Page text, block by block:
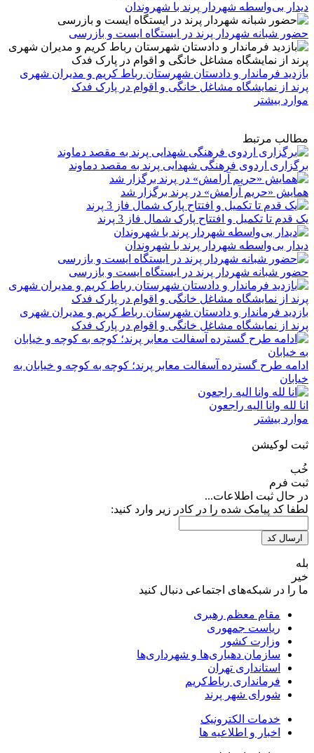
دیدار بی‌واسطه شهردار پرند با شهروندان
حضور شبانه شهردار پرند در ایستگاه ایست و بازرسی
بازدید فرماندار و دادستان شهرستان رباط کریم و مدیران شهری
پرند از نمایشگاه مشاغل خانگی و اقوام در پارک فدک
موارد بیشتر
مطالب مرتبط
برگزاری اردوی فرهنگی شهدایی پرند به مقصد دماوند
همایش «حریم آرامش» در پرند برگزار شد
یک قدم تا تکمیل و افتتاح پارک شمال فاز 3 پرند
دیدار بی‌واسطه شهردار پرند با شهروندان
حضور شبانه شهردار پرند در ایستگاه ایست و بازرسی
بازدید فرماندار و دادستان شهرستان رباط کریم و مدیران شهری
پرند از نمایشگاه مشاغل خانگی و اقوام در پارک فدک
ادامه طرح گسترده آسفالت معابر پرند؛ کوچه به کوچه و خیابان به
خیابان
انا لله وانا الیه راجعون
موارد بیشتر
ثبت لوکیشن
خُب
ثبت فرم
در حال ثبت اطلاعات...
لطفا کد پیامک شده را در کادر زیر وارد کنید:
ارسال کد
بله
خیر
ما را در شبکه‌های اجتماعی دنبال کنید
مقام معظم رهبری
ریاست جمهوری
وزارت کشور
سازمان دهیاری‌ها و شهرداری‌ها
استانداری تهران
فرمانداری رباط‌کریم
شورای شهر پرند
خدمات الکترونیک
اخبار و اطلاعیه ها